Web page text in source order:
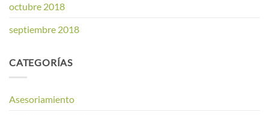
octubre 2018
septiembre 2018
CATEGORÍAS
Asesoriamiento